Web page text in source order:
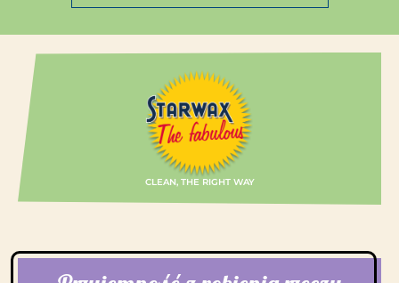
CLEAN, THE RIGHT WAY